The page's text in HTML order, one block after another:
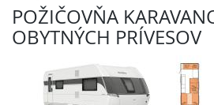
POŽIČOVŇA
OBYTNÝCH PRÍVESOV